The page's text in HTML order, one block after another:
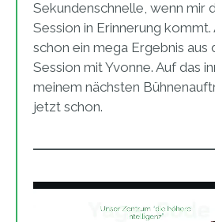
Sekundenschnelle, wenn mir
Session in Erinnerung kommt.
schon ein mega Ergebnis aus
Session mit Yvonne. Auf das
meinem nächsten
jetzt schon.